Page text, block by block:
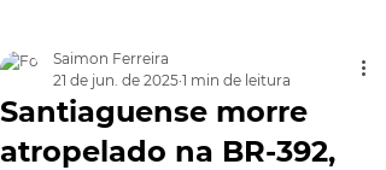
Santiaguense morre
atropelado na BR-392,
Saimon Ferreira
21 de jun. de 2025 1 min de leitura